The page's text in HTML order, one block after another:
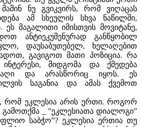
ნუ გვიკვირს, რომ ვიღაცას
ამ სხეულის სხვა ნაწილში,
ეს მაგალითი იმისთვის მოვიტანე,
ანტიეკუმენურად განწყობილ
დაუსაბუთებელ, ხელაღებით
გავიგოთ მათი პოზიცია. რა
მიდგომა და ქმედება
და არასწორიც იყოს. ეს
საგანია და ამას ქვემოთ
რომ ეკლესია არის ერთი. როგორ
გამოთქმა _ ”ეკლესიათა დიალოგი”
საბჭო”? ეკლესია ერთია თუ